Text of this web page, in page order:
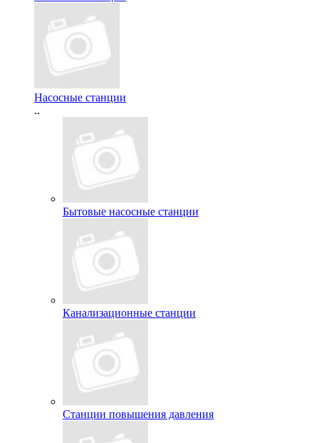
Насосные станции
..
Бытовые насосные станции
Канализационные станции
Станции повышения давления